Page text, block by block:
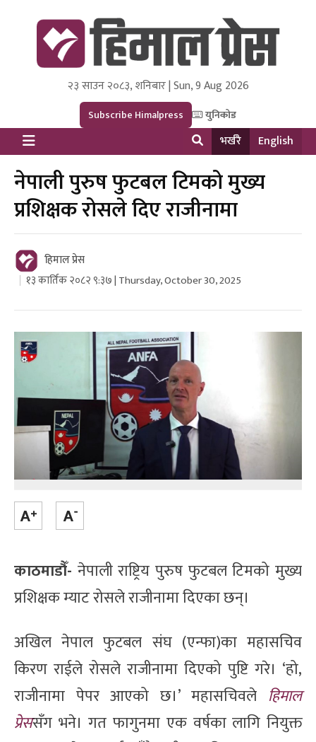
Himal Press
Dot NewsyNepal Media and Research Pvt Ltd.
२३ साउन २०८३, शनिबार | Sun, 9 Aug 2026
Subscribe Himalpress युनिकोड
भर्खरै English
नेपाली पुरुष फुटबल टिमको मुख्य
प्रशिक्षक रोसले दिए राजीनामा
हिमाल प्रेस
१३ कार्तिक २०८२ ९:३७ | Thursday, October 30, 2025
काठमाडौँ- नेपाली राष्ट्रिय पुरुष फुटबल टिमको मुख्य
प्रशिक्षक म्याट रोसले राजीनामा दिएका छन्।
अखिल नेपाल फुटबल संघ (एन्फा)का महासचिव
किरण राईले रोसले राजीनामा दिएको पुष्टि गरे। ‘हो,
राजीनामा पेपर आएको छ।’ महासचिवले हिमाल
प्रेससँग भने। गत फागुनमा एक वर्षका लागि नियुक्त